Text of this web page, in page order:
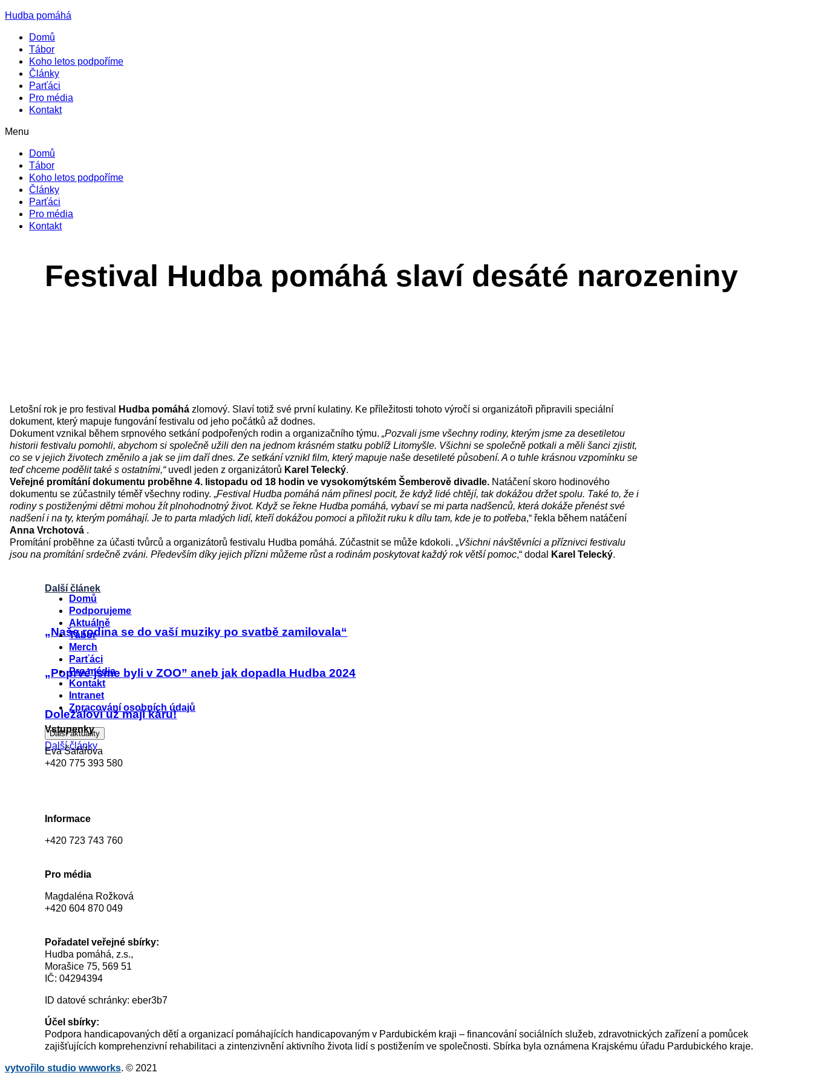
Hudba pomáhá
Domů
Tábor
Koho letos podpoříme
Články
Parťáci
Pro média
Kontakt
Menu
Domů
Tábor
Koho letos podpoříme
Články
Parťáci
Pro média
Kontakt
Festival Hudba pomáhá slaví desáté narozeniny
Letošní rok je pro festival Hudba pomáházlomový. Slaví totiž své první kulatiny. Ke příležitosti tohoto výročí si organizátoři připravili speciální
dokument, který mapuje fungování festivalu od jeho počátků až dodnes.
Dokument vznikal během srpnového setkání podpořených rodin a organizačního týmu. „Pozvali jsme všechny rodiny, kterým jsme za desetiletou
historii festivalu pomohli, abychom si společně užili den na jednom krásném statku poblíž Litomyšle. Všichni se společně potkali a měli šanci zjistit,
co se v jejich životech změnilo a jak se jim daří dnes. Ze setkání vznikl film, který mapuje naše desetileté působení. A o tuhle krásnou vzpomínku se
teď chceme podělit také s ostatními,“uvedl jeden z organizátorů Karel Telecký.
Veřejné promítání dokumentu proběhne 4. listopadu od 18 hodin ve vysokomýtském Šemberově divadle.Natáčení skoro hodinového
dokumentu se zúčastnily téměř všechny rodiny. „Festival Hudba pomáhá nám přinesl pocit, že když lidé chtějí, tak dokážou držet spolu. Také to, že i
rodiny s postiženými dětmi mohou žít plnohodnotný život. Když se řekne Hudba pomáhá, vybaví se mi parta nadšenců, která dokáže přenést své
nadšení i na ty, kterým pomáhají. Je to parta mladých lidí, kteří dokážou pomoci a přiložit ruku k dílu tam, kde je to potřeba,“ řekla během natáčení
Anna Vrchotová.
Promítání proběhne za účasti tvůrců a organizátorů festivalu Hudba pomáhá. Zúčastnit se může kdokoli. „Všichni návštěvníci a příznivci festivalu
jsou na promítání srdečně zváni. Především díky jejich přízni můžeme růst a rodinám poskytovat každý rok větší pomoc,“ dodal Karel Telecký.
Další článek
„Naše rodina se do vaší muziky po svatbě zamilovala“
„Poprvé jsme byli v ZOO” aneb jak dopadla Hudba 2024
Doležalovi už mají káru!
Další aktuality
Další články
Menu
Domů
Podporujeme
Aktuálně
Tábor
Merch
Parťáci
Pro média
Kontakt
Intranet
Zpracování osobních údajů
Vstupenky
Eva Šafářova
+420 775 393 580
Informace
+420 723 743 760
Pro média
Magdaléna Rožková
+420 604 870 049
Pořadatel veřejné sbírky:
Hudba pomáhá, z.s.,
Morašice 75, 569 51
IČ: 04294394
ID datové schránky: eber3b7
Účel sbírky:
Podpora handicapovaných dětí a organizací pomáhajících handicapovaným v Pardubickém kraji – financování sociálních služeb, zdravotnických zařízení a pomůcek
zajišťujících komprehenzivní rehabilitaci a zintenzivnění aktivního života lidí s postižením ve společnosti. Sbírka byla oznámena Krajskému úřadu Pardubického kraje.
vytvořilo studio wwworks. © 2021